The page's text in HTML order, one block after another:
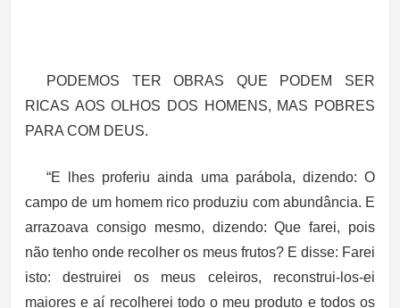
PODEMOS TER OBRAS QUE PODEM SER
RICAS AOS OLHOS DOS HOMENS, MAS POBRES
PARA COM DEUS.
“E lhes proferiu ainda uma parábola, dizendo: O
campo de um homem rico produziu com abundância. E
arrazoava consigo mesmo, dizendo: Que farei, pois
não tenho onde recolher os meus frutos? E disse: Farei
isto: destruirei os meus celeiros, reconstrui-los-ei
maiores e aí recolherei todo o meu produto e todos os